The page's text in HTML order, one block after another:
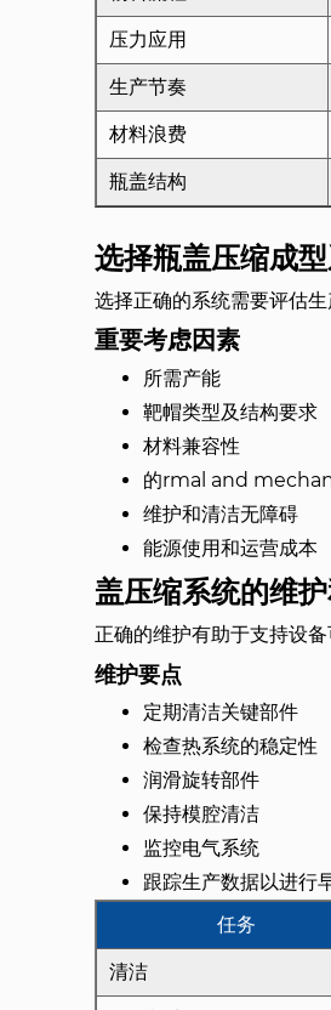
压力应用
生产节奏
材料浪费
瓶盖结构
选择瓶盖压缩成
选择正确的系统需要评估
重要考虑因素
所需产能
靶帽类型及结构要求
材料兼容性
的rmal and
维护和清洁无障碍
能源使用和运营成本
盖压缩系统的维
正确的维护有助于支持设
维护要点
定期清洁关键部件
检查热系统的稳定性
润滑旋转部件
保持模腔清洁
监控电气系统
跟踪生产数据以进行
任务
清洁